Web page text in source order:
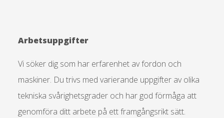
Arbetsuppgifter
Vi söker dig som har erfarenhet av fordon och
maskiner. Du trivs med varierande uppgifter av olika
tekniska svårighetsgrader och har god förmåga att
genomföra ditt arbete på ett framgångsrikt sätt.